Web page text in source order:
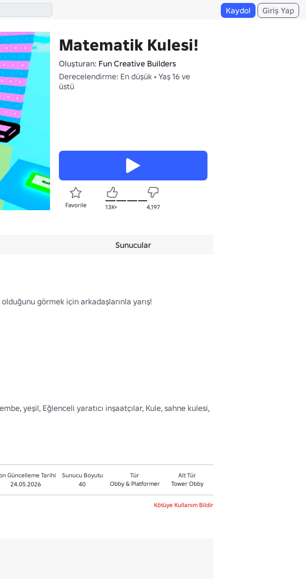
Kaydol Giriş Yap
Matematik Kulesi!
Oluşturan: Fun Creative Builders
Derecelendirme: En düşük • Yaş 16 ve
üstü
Favorile 13K+ 4,197
Sunucular
görmek için arkadaşlarınla yarış!
yeşil, Eğlenceli yaratıcı inşaatçılar, Kule, sahne kulesi,
Güncelleme Tarihi
24.05.2026
Sunucu Boyutu
40
Tür
Obby & Platformer
Alt Tür
Tower Obby
Kötüye Kullanım Bildir